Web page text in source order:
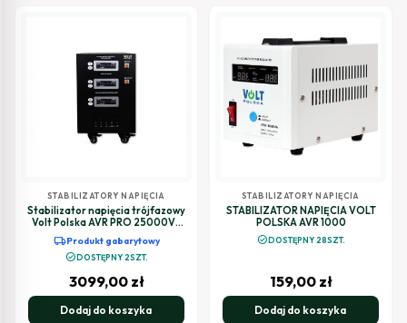
STABILIZATORY NAPIĘCIA
Stabilizator napięcia trójfazowy
Volt Polska AVR PRO 25000VA
local_shippingProdukt gabarytowy
check_circleDOSTĘPNY 2SZT.
3099,00 zł
Dodaj do koszyka
STABILIZATORY NAPIĘCIA
STABILIZATOR NAPIĘCIA VOLT
POLSKA AVR 1000
check_circleDOSTĘPNY 28SZT.
159,00 zł
Dodaj do koszyka